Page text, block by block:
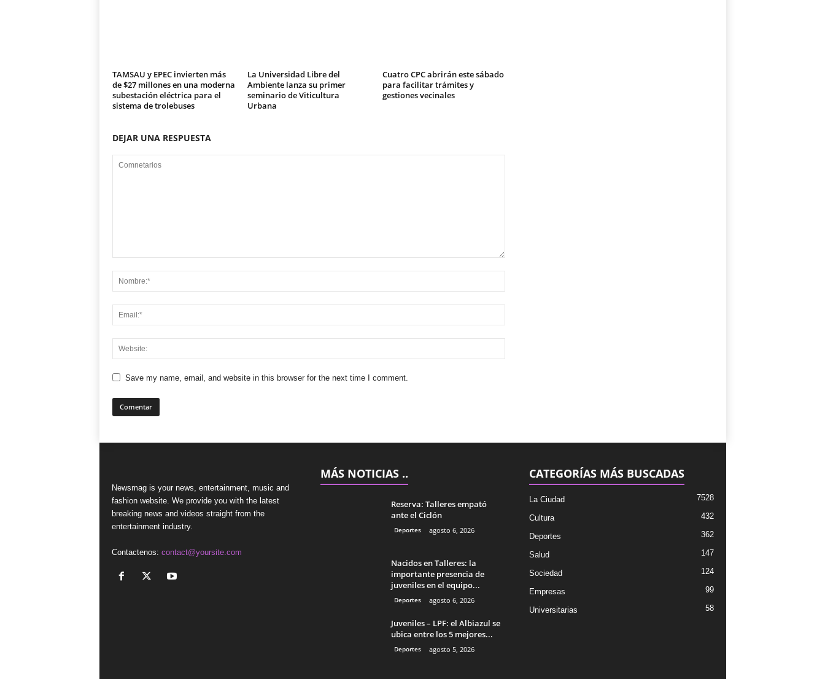
TAMSAU y EPEC invierten más
de $27 millones en una moderna
subestación eléctrica para el
sistema de trolebuses
La Universidad Libre del
Ambiente lanza su primer
seminario de Viticultura
Urbana
Cuatro CPC abrirán este sábado
para facilitar trámites y
gestiones vecinales
DEJAR UNA RESPUESTA
Save my name, email, and website in this browser for the next time I comment.
Newsmag is your news, entertainment, music and
fashion website. We provide you with the latest
breaking news and videos straight from the
entertainment industry.
Contactenos: contact@yoursite.com
MÁS NOTICIAS ..
Reserva: Talleres empató
ante el Ciclón
Deportes agosto 6, 2026
Nacidos en Talleres: la
importante presencia de
juveniles en el equipo...
Deportes agosto 6, 2026
Juveniles – LPF: el Albiazul se
ubica entre los 5 mejores...
Deportes agosto 5, 2026
CATEGORÍAS MÁS BUSCADAS
La Ciudad 7528
Cultura 432
Deportes 362
Salud 147
Sociedad 124
Empresas 99
Universitarias 58